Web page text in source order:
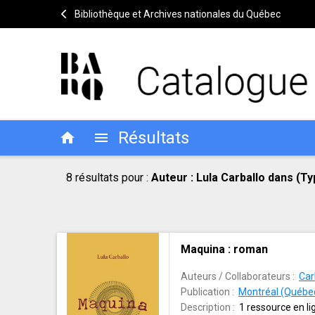
Bibliothèque et Archives nationales du Québec
home menu Résultats
Résultat
recherche
Outils
8 résultats pour : Auteur : Lula Carballo dans (Type de document : Livres imprimés, Type de document : Livres
Résultat
recherche
Maquina : roman
Auteurs / Collaborateurs :
Publication : Montréal
Description : 1 ressource en